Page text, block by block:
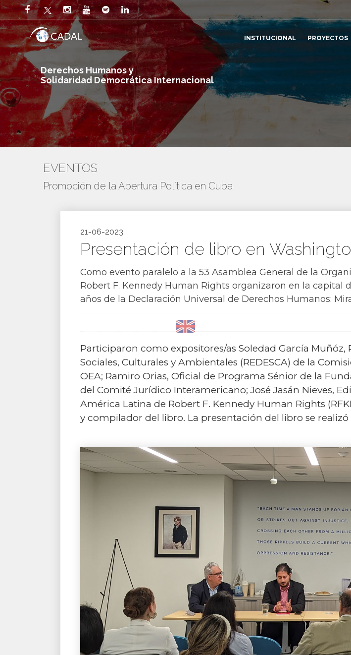
Derechos Humanos y
Solidaridad Democrática Internacional
INSTITUCIONAL PROYECTOS
EVENTOS
Promoción de la Apertura Política en Cuba
21-06-2023
Presentación de libro en
Como evento paralelo a la 53 Asamblea General de la
Robert F. Kennedy Human Rights organizaron en la capital
años de la Declaración Universal de Derechos Humanos:
Participaron como expositores/as Soledad García Muñóz,
Sociales, Culturales y Ambientales (REDESCA) de la
OEA; Ramiro Orias, Oficial de Programa Sénior de la
del Comité Jurídico Interamericano; José Jasán Nieves,
América Latina de Robert F. Kennedy Human Rights
y compilador del libro. La presentación del libro se